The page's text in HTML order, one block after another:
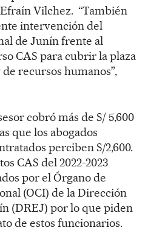
Vilchez. “También
intervención del
de Junín frente al
CAS para cubrir la plaza
recursos humanos”,
cobró más de S/ 5,600
que los abogados
perciben S/2,600.
CAS del 2022-2023
por el Órgano de
(OCI) de la Dirección
(DREJ) por lo que piden
de estos funcionarios.